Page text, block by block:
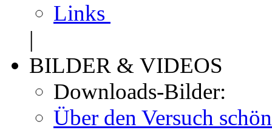
Links
|
BILDER & VIDEOS
Downloads-Bilder:
Über den Versuch